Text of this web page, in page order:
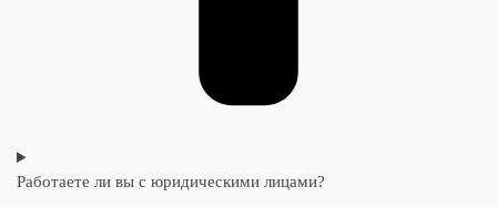
Работаете ли вы с юридическими лицами?